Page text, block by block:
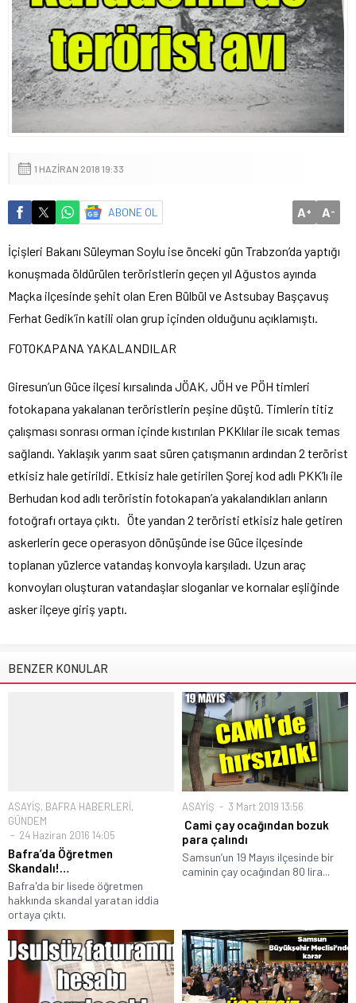
1 HAZIRAN 2018 19:33
ABONE OL A+ A-
İçişleri Bakanı Süleyman Soylu ise önceki gün Trabzon’da yaptığı
konuşmada öldürülen teröristlerin geçen yıl Ağustos ayında
Maçka ilçesinde şehit olan Eren Bülbül ve Astsubay Başçavuş
Ferhat Gedik’in katili olan grup içinden olduğunu açıklamıştı.
FOTOKAPANA YAKALANDILAR
Giresun’un Güce ilçesi kırsalında JÖAK, JÖH ve PÖH timleri
fotokapana yakalanan teröristlerin peşine düştü. Timlerin titiz
çalışması sonrası orman içinde kıstırılan PKKlılar ile sıcak temas
sağlandı. Yaklaşık yarım saat süren çatışmanın ardından 2 terörist
etkisiz hale getirildi. Etkisiz hale getirilen Şorej kod adlı PKK’lı ile
Berhudan kod adlı teröristin fotokapan’a yakalandıkları anların
fotoğrafı ortaya çıktı. Öte yandan 2 teröristi etkisiz hale getiren
askerlerin gece operasyon dönüşünde ise Güce ilçesinde
toplanan yüzlerce vatandaş konvoyla karşıladı. Uzun araç
konvoyları oluşturan vatandaşlar sloganlar ve kornalar eşliğinde
asker ilçeye giriş yaptı.
BENZER KONULAR
ASAYİŞ, BAFRA HABERLERİ,
GÜNDEM
24 Haziran 2016 14:05
Bafra’da Öğretmen
Skandalı!…
Bafra'da bir lisede öğretmen
hakkında skandal yaratan iddia
ortaya çıktı.
ASAYİŞ 3 Mart 2019 13:56
Cami çay ocağından bozuk
para çalındı
Samsun’un 19 Mayıs ilçesinde bir
caminin çay ocağından 80 lira...